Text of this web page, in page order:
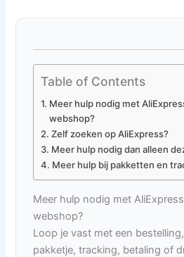
Table of Contents
Meer hulp nodig met
webshop?
Zelf zoeken op AliExpress?
Meer hulp nodig dan alleen
Meer hulp bij pakketten en
Meer hulp nodig met
webshop?
Loop je vast met een
pakketje, tracking, betaling of